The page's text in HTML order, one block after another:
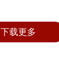
下载更多